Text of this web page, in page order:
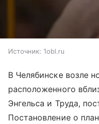
Источник: 1obl.ru
В Челябинске возле
расположенного
Энгельса и Труда,
Постановление о